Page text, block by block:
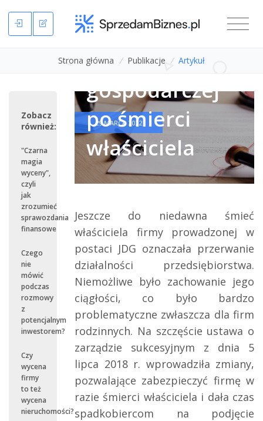
Strona główna / Publikacje / Artykuł
Zobacz
również:
"Czarna
magia
wyceny",
czyli
jak
zrozumieć
sprawozdania
finansowe
Czego
nie
mówić
podczas
rozmowy
z
potencjalnym
inwestorem?
Czy
wycena
firmy
to też
wycena
nieruchomości?
29 MARCA 2022
jednoosobowej
działalności
gospodarczej
po śmierci
właściciela
Jeszcze do niedawna śmieć
właściciela firmy prowadzonej w
postaci JDG oznaczała przerwanie
działalności przedsiębiorstwa.
Niemożliwe było zachowanie jego
ciągłości, co było bardzo
problematyczne zwłaszcza dla firm
rodzinnych. Na szczęście ustawa o
zarządzie sukcesyjnym z dnia 5
lipca 2018 r. wprowadziła zmiany,
pozwalające zabezpieczyć firmę w
razie śmierci właściciela i dała czas
spadkobiercom na podjęcie